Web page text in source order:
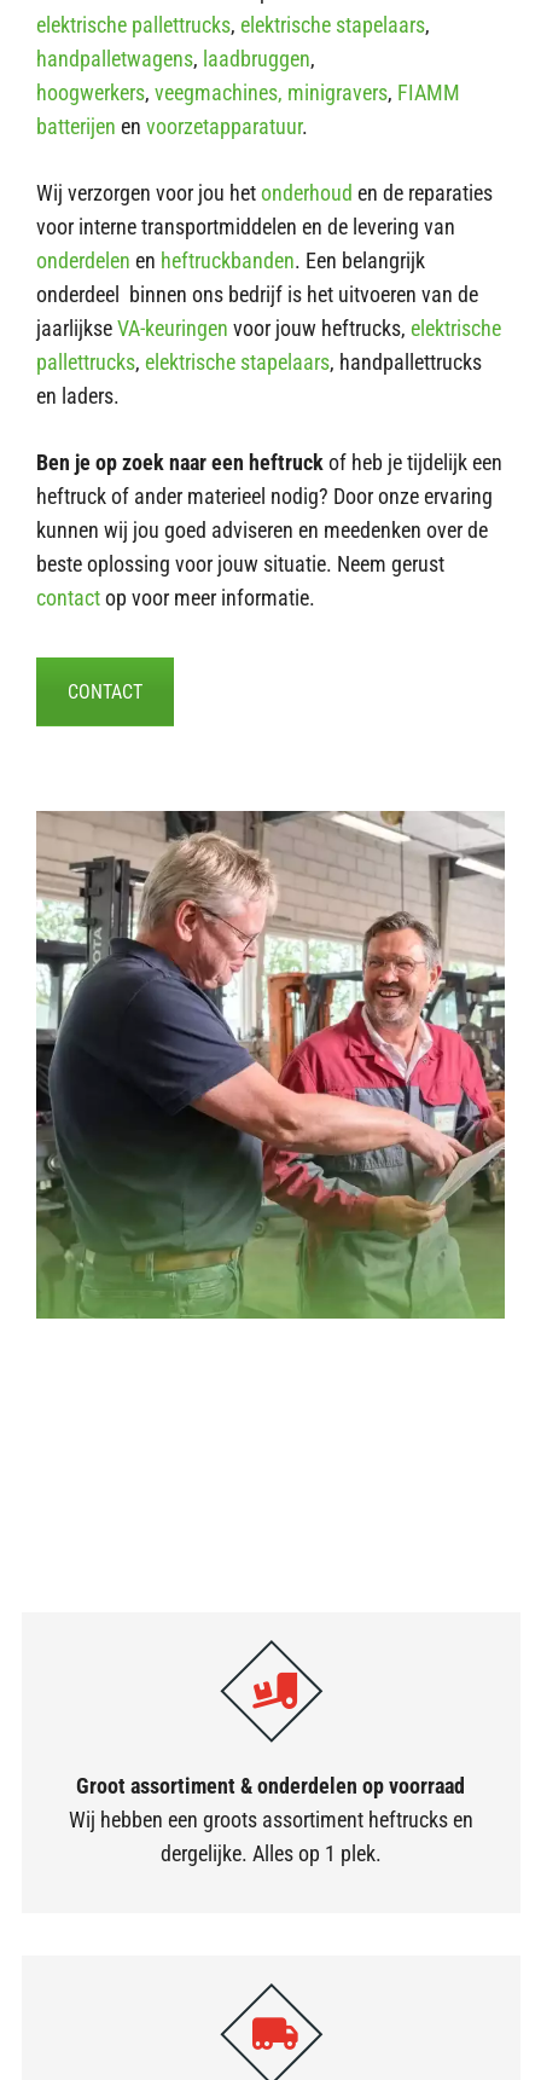
elektrische pallettrucks, elektrische stapelaars,
handpalletwagens, laadbruggen,
hoogwerkers, veegmachines, minigravers, FIAMM
batterijen en voorzetapparatuur.
Wij verzorgen voor jou hetonderhoud en de reparaties
voor interne transportmiddelen en de levering van
onderdelen en heftruckbanden. Een belangrijk
onderdeel binnen ons bedrijf is het uitvoeren van de
jaarlijkseVA-keuringen voor jouw heftrucks, elektrische
pallettrucks, elektrische stapelaars, handpallettrucks
en laders.
Ben je op zoek naar een heftruck of heb je tijdelijk een
heftruck of ander materieel nodig? Door onze ervaring
kunnen wij jou goed adviseren en meedenken over de
beste oplossing voor jouw situatie. Neem gerust
contactop voor meer informatie.
CONTACT
Groot assortiment & onderdelen op voorraad
Wij hebben een groots assortiment heftrucks en
dergelijke. Alles op 1 plek.